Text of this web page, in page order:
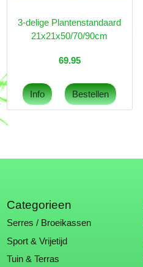
3-delige Plantenstandaard
21x21x50/70/90cm
69.95
Categorieen
Serres / Broeikassen
Sport & Vrijetijd
Tuin & Terras